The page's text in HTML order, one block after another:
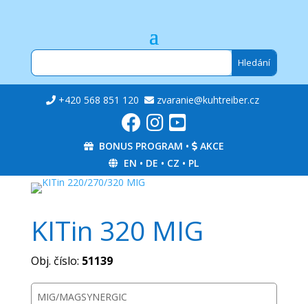
+420 568 851 120 zvaranie@kuhtreiber.cz
BONUS PROGRAM •
AKCE
EN • DE • CZ • PL
KITin 320 MIG
Obj. číslo: 51139
MIG/MAGSYNERGIC